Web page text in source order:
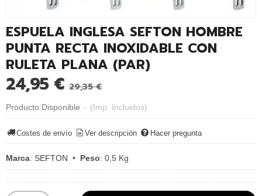
ESPUELA INGLESA SEFTON HOMBRE
PUNTA RECTA INOXIDABLE CON
RULETA PLANA (PAR)
24,95 € 29,35 €
Producto Disponible - (Imp. Incluidos)
Costes de envío Ver descripción Hacer pregunta
Marca: SEFTON • Peso: 0,5 Kg